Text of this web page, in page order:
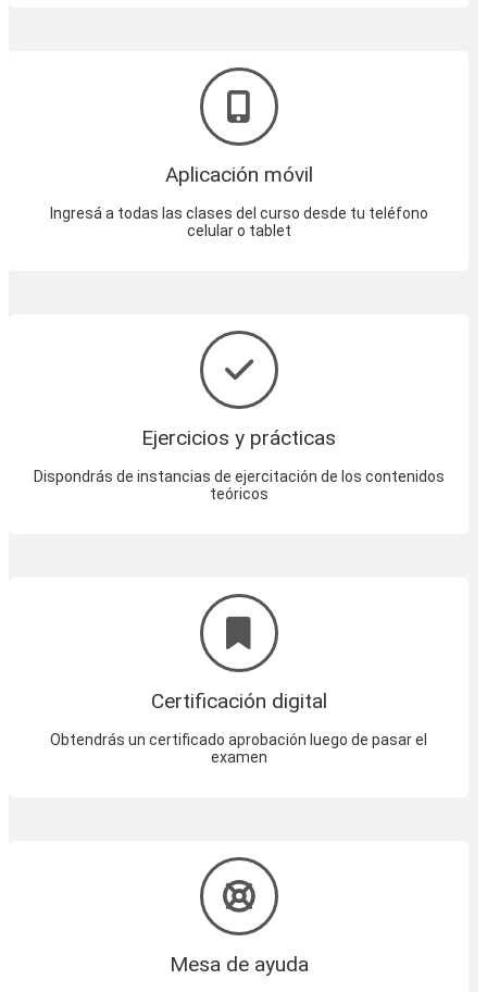
Aplicación móvil
Ingresá a todas las clases del curso desde tu teléfono
celular o tablet
Ejercicios y prácticas
Dispondrás de instancias de ejercitación de los contenidos
teóricos
Certificación digital
Obtendrás un certificado aprobación luego de pasar el
examen
Mesa de ayuda